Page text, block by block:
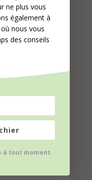
:
ne plus vous
également à
nous vous
des conseils
à tout moment.